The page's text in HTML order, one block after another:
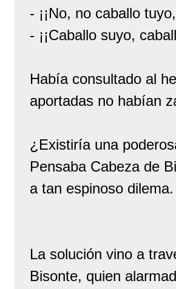
- ¡¡No, no caballo
- ¡¡Caballo suyo,
Había consultado al
aportadas no habían
¿Existiría una
Pensaba Cabeza de
a tan espinoso dilema.
La solución vino a
Bisonte, quien